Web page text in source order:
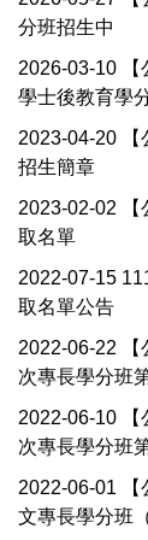
分班招生中
2026-03-10
學士後教育學
2023-04-20
招生簡章
2023-02-02
取名單
2022-07-15
取名單公告
2022-06-22
次專長學分班
2022-06-10
次專長學分班
2022-06-01
文專長學分班